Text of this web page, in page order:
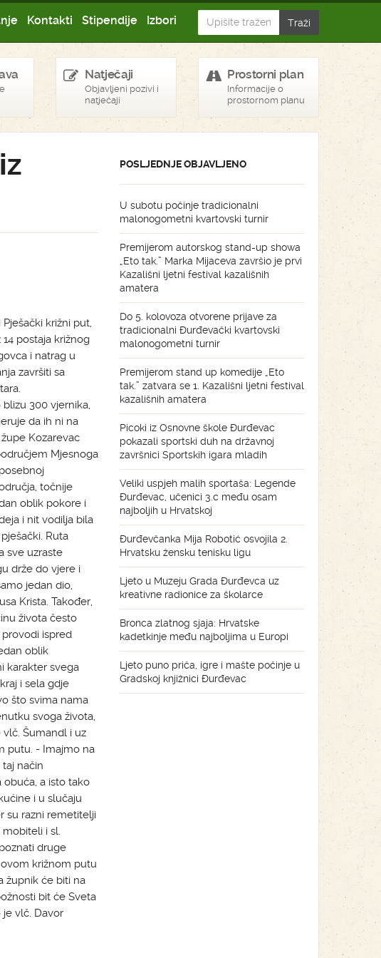
Kontakti Stipendije Izbori
Natječaji
Objavljeni pozivi i
natječaji
Prostorni plan
Informacije o
prostornom planu
križni put,
postaja križnog
i natrag u
završiti sa
300 vjernika,
da ih ni na
Kozarevac
Mjesnoga
točnije
oblik pokore i
i nit vodilja bila
Ruta
sve uzraste
drže do vjere i
jedan dio,
Krista. Također,
života često
ispred
oblik
karakter svega
i sela gdje
što svima nama
svoga života,
Šumandl i uz
putu. - Imajmo na
način
a isto tako
i u slučaju
su razni remetitelji
mobiteli i sl.
druge
križnom putu
župnik će biti na
bit će Sveta
vlč. Davor
POSLJEDNJE OBJAVLJENO
U subotu počinje tradicionalni
malonogometni kvartovski turnir
Premijerom autorskog stand-up showa
„Eto tak.” Marka Mijaceva završio je prvi
Kazališni ljetni festival kazališnih
amatera
Do 5. kolovoza otvorene prijave za
tradicionalni Đurđevački kvartovski
malonogometni turnir
Premijerom stand up komedije „Eto
tak.” zatvara se 1. Kazališni ljetni festival
kazališnih amatera
Picoki iz Osnovne škole Đurđevac
pokazali sportski duh na državnoj
završnici Sportskih igara mladih
Veliki uspjeh malih sportaša: Legende
Đurđevac, učenici 3.c među osam
najboljih u Hrvatskoj
Đurđevčanka Mija Robotić osvojila 2.
Hrvatsku žensku tenisku ligu
Ljeto u Muzeju Grada Đurđevca uz
kreativne radionice za školarce
Bronca zlatnog sjaja: Hrvatske
kadetkinje među najboljima u Europi
Ljeto puno priča, igre i mašte počinje u
Gradskoj knjižnici Đurđevac